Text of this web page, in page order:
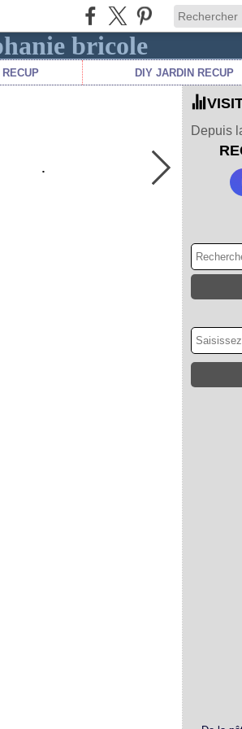
DIY JARDIN RECUP
Depuis